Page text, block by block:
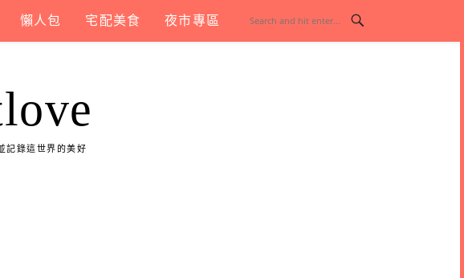
懶人包 宅配美食 夜市專區
記錄這世界的美好